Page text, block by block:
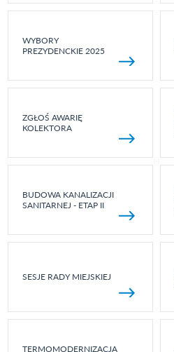
WYBORY
PREZYDENCKIE 2025
ZGŁOŚ AWARIĘ
KOLEKTORA
BUDOWA KANALIZACJI
SANITARNEJ - ETAP II
SESJE RADY MIEJSKIEJ
TERMOMODERNIZACJA